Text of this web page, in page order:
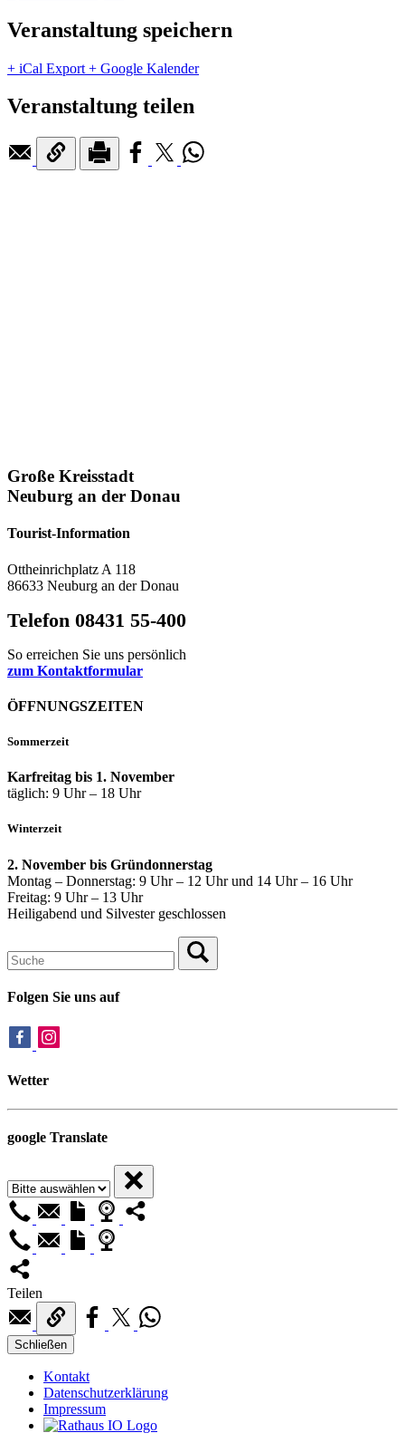
Veranstaltung speichern
+ iCal Export + Google Kalender
Veranstaltung teilen
Große Kreisstadt
Neuburg an der Donau
Tourist-Information
Ottheinrichplatz A 118
86633 Neuburg an der Donau
Telefon 08431 55-400
So erreichen Sie uns persönlich
zum Kontaktformular
ÖFFNUNGSZEITEN
Sommerzeit
Karfreitag bis 1. November
täglich: 9 Uhr – 18 Uhr
Winterzeit
2. November bis Gründonnerstag
Montag – Donnerstag: 9 Uhr – 12 Uhr und 14 Uhr – 16 Uhr
Freitag: 9 Uhr – 13 Uhr
Heiligabend und Silvester geschlossen
Folgen Sie uns auf
Wetter
google Translate
Teilen
Schließen
Kontakt
Datenschutzerklärung
Impressum